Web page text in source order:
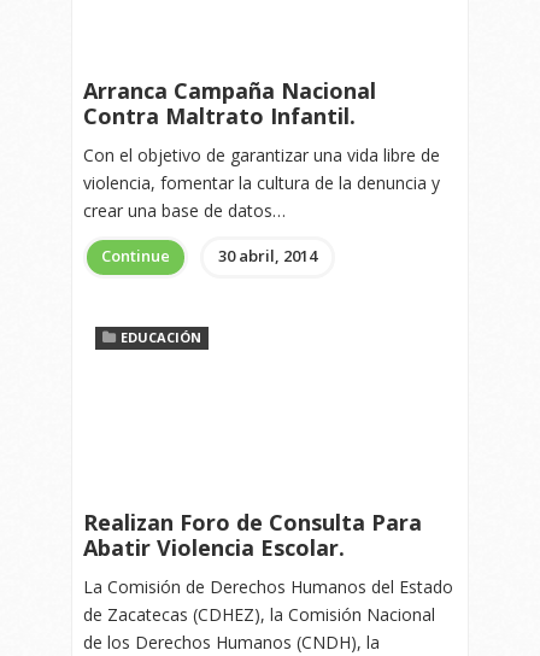
Arranca Campaña Nacional
Contra Maltrato Infantil.
Con el objetivo de garantizar una vida libre de
violencia, fomentar la cultura de la denuncia y
crear una base de datos…
Continue 30 abril, 2014
EDUCACIÓN
Realizan Foro de Consulta Para
Abatir Violencia Escolar.
La Comisión de Derechos Humanos del Estado
de Zacatecas (CDHEZ), la Comisión Nacional
de los Derechos Humanos (CNDH), la